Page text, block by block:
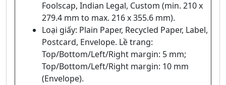
Foolscap, Indian Legal, Custom (min. 210 x
279.4 mm to max. 216 x 355.6 mm).
Loại giấy: Plain Paper, Recycled Paper, Label,
Postcard, Envelope. Lề trang:
Top/Bottom/Left/Right margin: 5 mm;
Top/Bottom/Left/Right margin: 10 mm
(Envelope).